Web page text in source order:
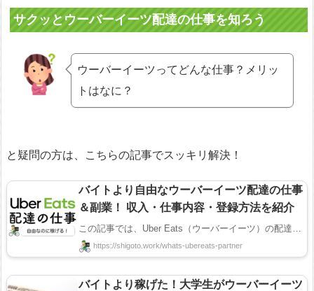
サクッとウーバーイーツ配達の仕事を知ろう
ウーバーイーツってどんな仕事？メリッ
トはなに？
と疑問の方は、こちらの記事でスッキリ解決！
バイトより自由なウーバーイーツ配達の仕事
＆副業！ 収入・仕事内容・登録方法を紹介
この記事では、Uber Eats（ウーバーイーツ）の配達の仕事（配達員）について紹介します！ ウーバーイー ...
https://shigoto.work/whats-ubereats-partner
バイトより稼げた！大学生がウーバーイーツ